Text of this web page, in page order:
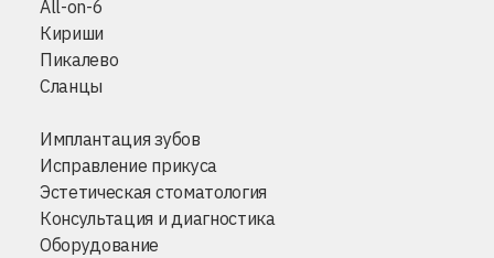
All-on-6
Кириши
Пикалево
Сланцы
Имплантация зубов
Исправление прикуса
Эстетическая стоматология
Консультация и диагностика
Оборудование